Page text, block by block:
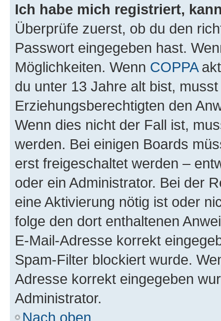
Ich habe mich registriert,
Überprüfe zuerst, ob du den
Passwort eingegeben hast.
Möglichkeiten. Wenn COPPA
du unter 13 Jahre alt bist,
Erziehungsberechtigten den
Wenn dies nicht der Fall ist,
werden. Bei einigen Boards
erst freigeschaltet werden –
oder ein Administrator. Bei der
eine Aktivierung nötig ist oder
folge den dort enthaltenen
E-Mail-Adresse korrekt
Spam-Filter blockiert wurde.
Adresse korrekt eingegeben
Administrator.
Nach oben